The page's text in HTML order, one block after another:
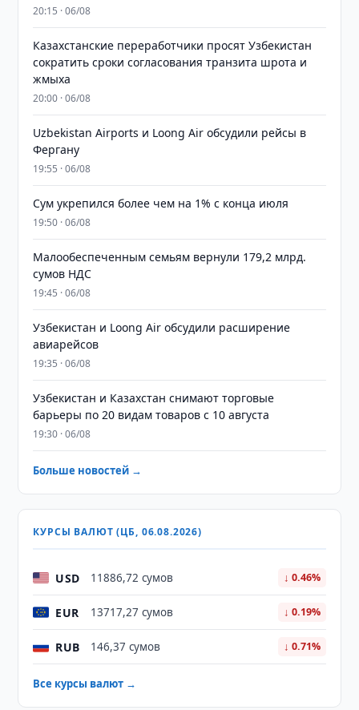
20:15 · 06/08
Казахстанские переработчики просят Узбекистан
сократить сроки согласования транзита шрота и
жмыха
20:00 · 06/08
Uzbekistan Airports и Loong Air обсудили рейсы в
Фергану
19:55 · 06/08
Сум укрепился более чем на 1% с конца июля
19:50 · 06/08
Малообеспеченным семьям вернули 179,2 млрд.
сумов НДС
19:45 · 06/08
Узбекистан и Loong Air обсудили расширение
авиарейсов
19:35 · 06/08
Узбекистан и Казахстан снимают торговые
барьеры по 20 видам товаров с 10 августа
19:30 · 06/08
Больше новостей →
КУРСЫ ВАЛЮТ (ЦБ, 06.08.2026)
USD 11886,72 сумов ↓ 0.46%
EUR 13717,27 сумов ↓ 0.19%
RUB 146,37 сумов ↓ 0.71%
Все курсы валют →